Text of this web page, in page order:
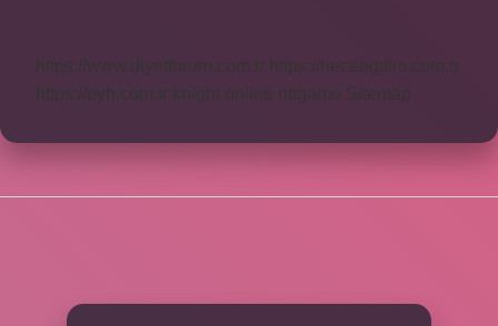
https://www.diyetforum.com.tr
https://heceegitim.com.tr
https://eyh.com.tr
knight online nttgame Sitemap